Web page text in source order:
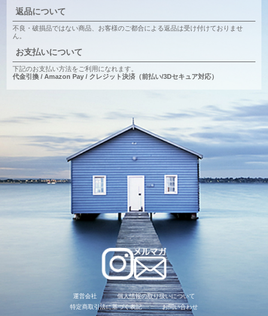
返品について
不良・破損品ではない商品、お客様のご都合による返品は受け付けておりませ
ん。
お支払いについて
下記のお支払い方法をご利用になれます。
代金引換 / Amazon Pay / クレジット決済（前払い/3Dセキュア対応）
運営会社
個人情報の取り扱いについて
特定商取引法に基づく表記
お問い合わせ